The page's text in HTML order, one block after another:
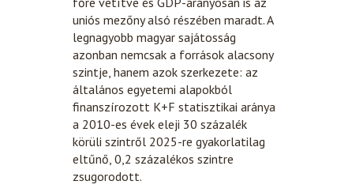
uniós mezőny alsó részében maradt. A
legnagyobb magyar sajátosság
azonban nemcsak a források alacsony
szintje, hanem azok szerkezete: az
általános egyetemi alapokból
finanszírozott K+F statisztikai aránya
a 2010-es évek eleji 30 százalék
körüli szintről 2025-re gyakorlatilag
eltűnő, 0,2 százalékos szintre
zsugorodott.